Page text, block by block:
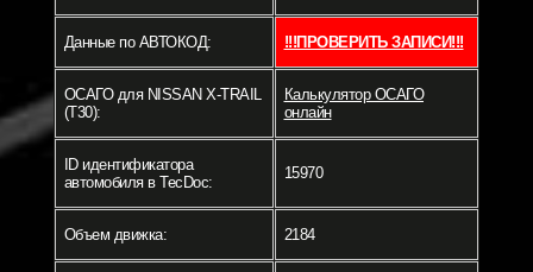
Данные по АВТОКОД: !!!ПРОВЕРИТЬ ЗАПИСИ!!!
ОСАГО для NISSAN X-TRAIL
(T30):
Калькулятор ОСАГО
онлайн
ID идентификатора
автомобиля в TecDoc:
15970
Объем движка: 2184